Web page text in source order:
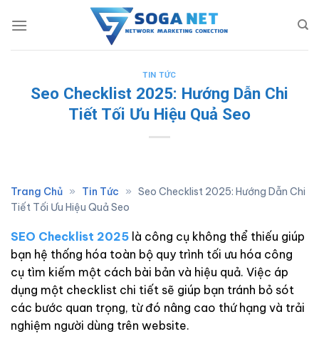
TIN TỨC
Seo Checklist 2025: Hướng Dẫn Chi
Tiết Tối Ưu Hiệu Quả Seo
Trang Chủ » Tin Tức » Seo Checklist 2025: Hướng Dẫn Chi
Tiết Tối Ưu Hiệu Quả Seo
SEO Checklist 2025 là công cụ không thể thiếu giúp
bạn hệ thống hóa toàn bộ quy trình tối ưu hóa công
cụ tìm kiếm một cách bài bản và hiệu quả. Việc áp
dụng một checklist chi tiết sẽ giúp bạn tránh bỏ sót
các bước quan trọng, từ đó nâng cao thứ hạng và trải
nghiệm người dùng trên website.